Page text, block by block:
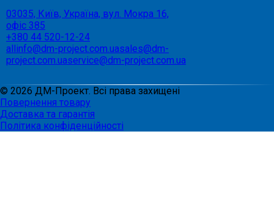
03035, Київ, Україна, вул. Мокра 16,
офіс 385
+380 44 520-12-24
allinfo@dm-project.com.uasales@dm-
project.com.uaservice@dm-project.com.ua
© 2026 ДМ-Проект. Всі права захищені
Повернення товару
Доставка та гарантія
Політика конфіденційності